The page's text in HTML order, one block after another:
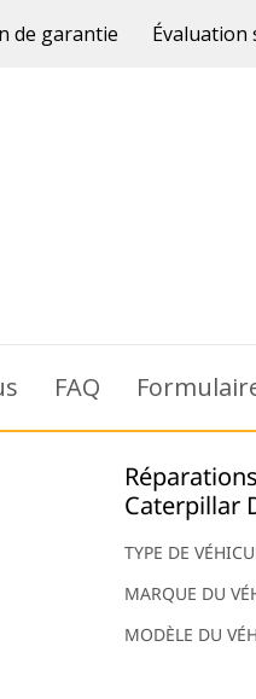
de garantie Évaluation
FAQ
Caterpillar
TYPE DE
MARQUE DU
MODÈLE DU